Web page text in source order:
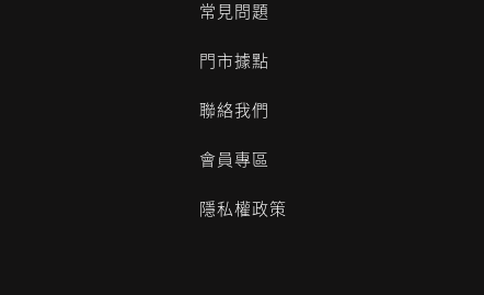
常見問題
門市據點
聯絡我們
會員專區
隱私權政策